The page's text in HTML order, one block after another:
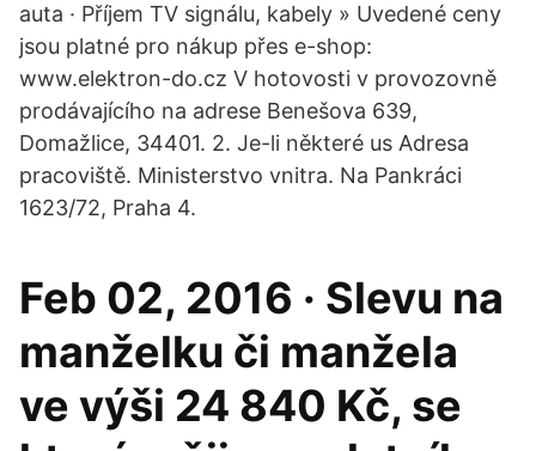
auta · Příjem TV signálu, kabely » Uvedené ceny
jsou platné pro nákup přes e-shop:
www.elektron-do.cz V hotovosti v provozovně
prodávajícího na adrese Benešova 639,
Domažlice, 34401. 2. Je-li některé us Adresa
pracoviště. Ministerstvo vnitra. Na Pankráci
1623/72, Praha 4.
Feb 02, 2016 · Slevu na
manželku či manžela
ve výši 24 840 Kč, se